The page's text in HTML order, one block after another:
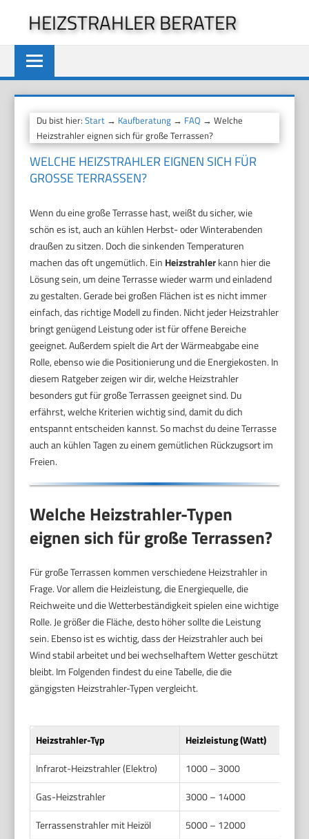
springen
HEIZSTRAHLER BERATER
Du bist hier:Start → Kaufberatung → FAQ → Welche
Heizstrahler eignen sich für große Terrassen?
WELCHE HEIZSTRAHLER EIGNEN SICH FÜR
GROSSE TERRASSEN?
Wenn du eine große Terrasse hast, weißt du sicher, wie
schön es ist, auch an kühlen Herbst- oder Winterabenden
draußen zu sitzen. Doch die sinkenden Temperaturen
machen das oft ungemütlich. Ein Heizstrahlerkann hier die
Lösung sein, um deine Terrasse wieder warm und einladend
zu gestalten. Gerade bei großen Flächen ist es nicht immer
einfach, das richtige Modell zu finden. Nicht jeder Heizstrahler
bringt genügend Leistung oder ist für offene Bereiche
geeignet. Außerdem spielt die Art der Wärmeabgabe eine
Rolle, ebenso wie die Positionierung und die Energiekosten. In
diesem Ratgeber zeigen wir dir, welche Heizstrahler
besonders gut für große Terrassen geeignet sind. Du
erfährst, welche Kriterien wichtig sind, damit du dich
entspannt entscheiden kannst. So machst du deine Terrasse
auch an kühlen Tagen zu einem gemütlichen Rückzugsort im
Freien.
Welche Heizstrahler-Typen
eignen sich für große Terrassen?
Für große Terrassen kommen verschiedene Heizstrahler in
Frage. Vor allem die Heizleistung, die Energiequelle, die
Reichweite und die Wetterbeständigkeit spielen eine wichtige
Rolle. Je größer die Fläche, desto höher sollte die Leistung
sein. Ebenso ist es wichtig, dass der Heizstrahler auch bei
Wind stabil arbeitet und bei wechselhaftem Wetter geschützt
bleibt. Im Folgenden findest du eine Tabelle, die die
gängigsten Heizstrahler-Typen vergleicht.
Heizstrahler-Typ Heizleistung (Watt)
Infrarot-Heizstrahler (Elektro)
1000 – 3000
Gas-Heizstrahler
3000 – 14000
Terrassenstrahler mit Heizöl
5000 – 12000